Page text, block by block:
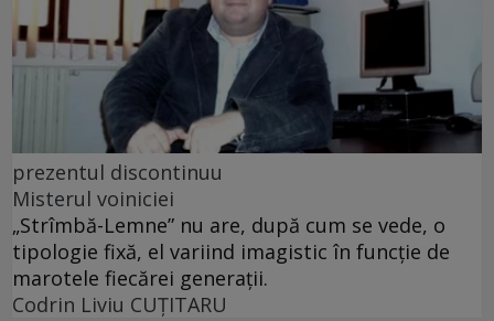
prezentul discontinuu
Misterul voiniciei
„Strîmbă-Lemne” nu are, după cum se vede, o
tipologie fixă, el variind imagistic în funcţie de
marotele fiecărei generaţii.
Codrin Liviu CUŢITARU